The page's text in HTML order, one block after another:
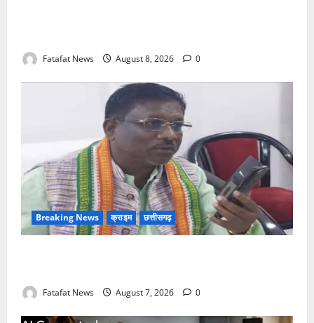
Fatafat News August 8, 2026 0
Breaking News क्राइम छत्तीसगढ़
Fatafat News August 7, 2026 0